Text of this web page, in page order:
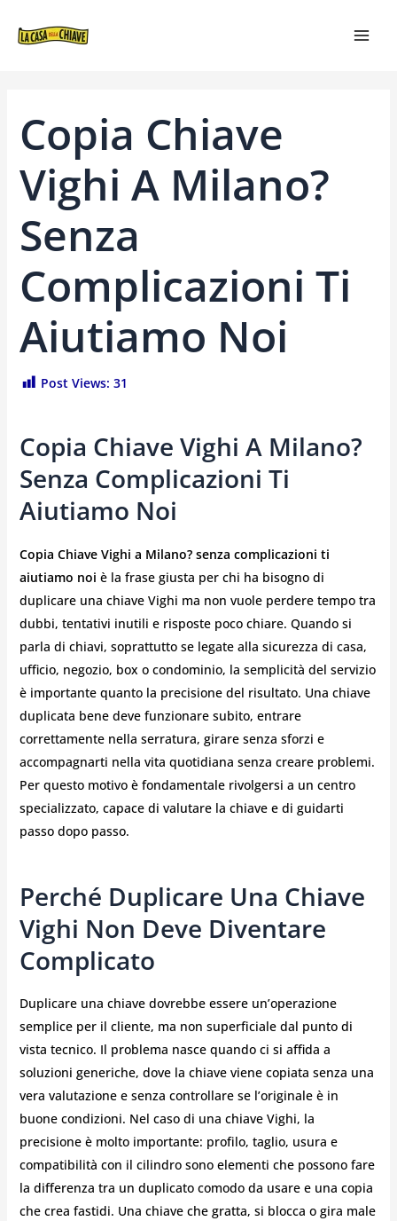
Copia Chiave
Vighi A Milano?
Senza
Complicazioni Ti
Aiutiamo Noi
Post Views: 31
Copia Chiave Vighi A Milano?
Senza Complicazioni Ti
Aiutiamo Noi
Copia Chiave Vighi a Milano? senza complicazioni ti
aiutiamo noi è la frase giusta per chi ha bisogno di
duplicare una chiave Vighi ma non vuole perdere tempo tra
dubbi, tentativi inutili e risposte poco chiare. Quando si
parla di chiavi, soprattutto se legate alla sicurezza di casa,
ufficio, negozio, box o condominio, la semplicità del servizio
è importante quanto la precisione del risultato. Una chiave
duplicata bene deve funzionare subito, entrare
correttamente nella serratura, girare senza sforzi e
accompagnarti nella vita quotidiana senza creare problemi.
Per questo motivo è fondamentale rivolgersi a un centro
specializzato, capace di valutare la chiave e di guidarti
passo dopo passo.
Perché Duplicare Una Chiave
Vighi Non Deve Diventare
Complicato
Duplicare una chiave dovrebbe essere un’operazione
semplice per il cliente, ma non superficiale dal punto di
vista tecnico. Il problema nasce quando ci si affida a
soluzioni generiche, dove la chiave viene copiata senza una
vera valutazione e senza controllare se l’originale è in
buone condizioni. Nel caso di una chiave Vighi, la
precisione è molto importante: profilo, taglio, usura e
compatibilità con il cilindro sono elementi che possono fare
la differenza tra un duplicato comodo da usare e una copia
che crea fastidi. Una chiave che gratta, si blocca o gira male
ARTICOLI